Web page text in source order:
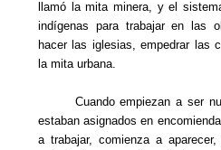
llamó la mita minera, y el
indígenas para trabajar en las
hacer las iglesias, empedrar las
la mita urbana.
Cuando empiezan a ser
estaban asignados en
a trabajar, comienza a